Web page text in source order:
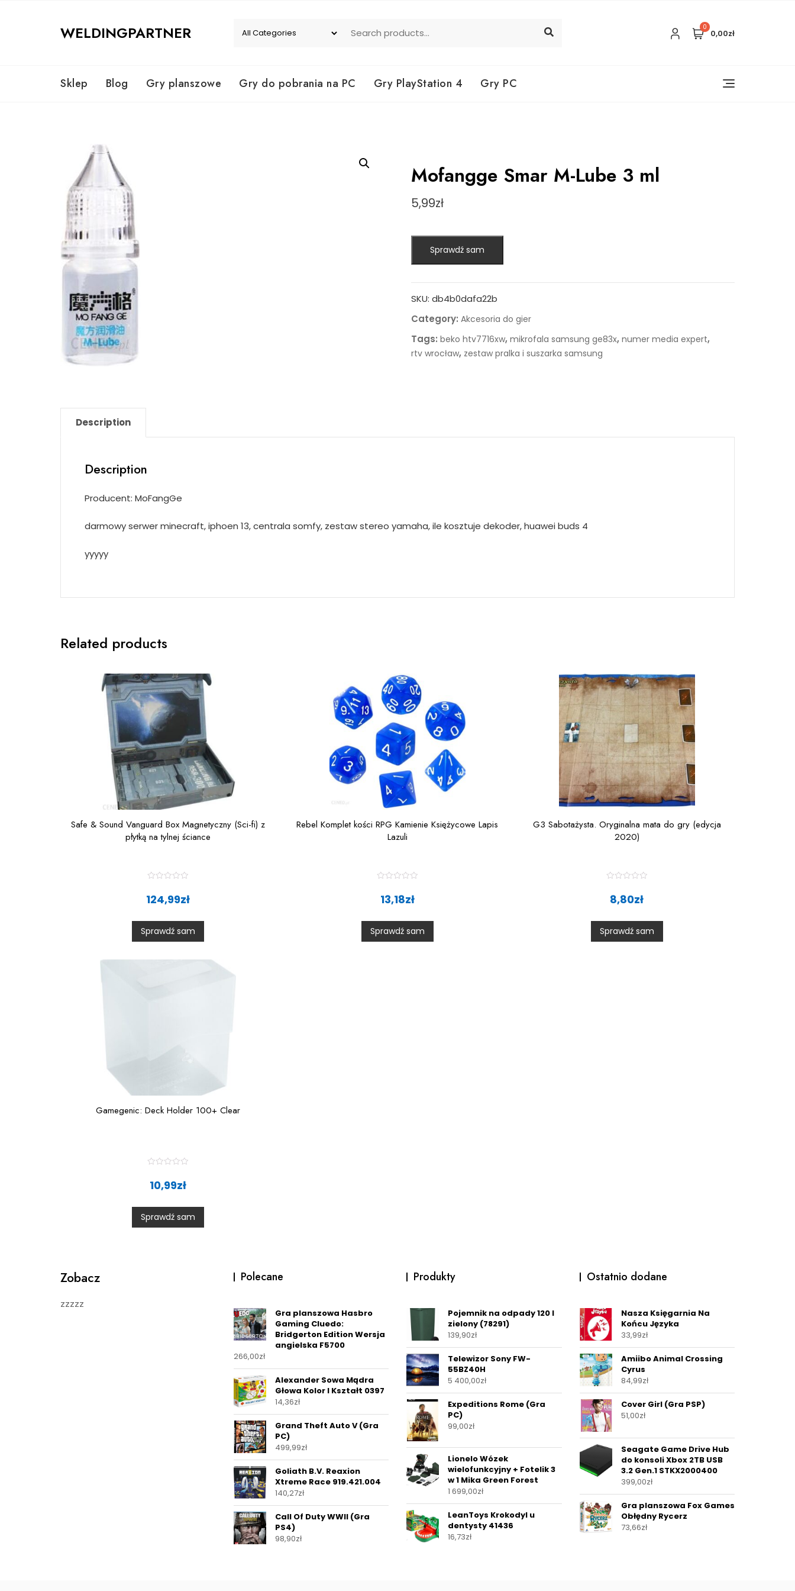
WELDINGPARTNER 0
0,00zł
Sklep Blog Gry planszowe Gry do pobrania na PC Gry PlayStation 4 Gry PC
Mofangge Smar M-Lube 3 ml
5,99zł
Sprawdź sam
SKU: db4b0dafa22b
Category: Akcesoria do gier
Tags: beko htv7716xw, mikrofala samsung ge83x, numer media expert,
rtv wrocław, zestaw pralka i suszarka samsung
Description
Description
Producent: MoFangGe
darmowy serwer minecraft, iphoen 13, centrala somfy, zestaw stereo yamaha, ile kosztuje dekoder, huawei buds 4
yyyyy
Related products
Safe & Sound Vanguard Box Magnetyczny (Sci-fi) z
płytką na tylnej ściance
0
o
u
t
124,99zł
Sprawdź sam
Rebel Komplet kości RPG Kamienie Księżycowe Lapis
Lazuli
0
o
u
t
13,18zł
Sprawdź sam
G3 Sabotażysta. Oryginalna mata do gry (edycja
2020)
0
o
u
t
8,80zł
Sprawdź sam
Gamegenic: Deck Holder 100+ Clear
0
o
u
t
10,99zł
Sprawdź sam
Zobacz
zzzzz
Polecane
Gra planszowa Hasbro
Gaming Cluedo:
Bridgerton Edition Wersja
angielska F5700
266,00zł
Alexander Sowa Mądra
Głowa Kolor I Kształt 0397
14,36zł
Grand Theft Auto V (Gra
PC)
499,99zł
Goliath B.V. Reaxion
Xtreme Race 919.421.004
140,27zł
Call Of Duty WWII (Gra
PS4)
98,90zł
Produkty
Pojemnik na odpady 120 l
zielony (78291)
139,90zł
Telewizor Sony FW-
55BZ40H
5 400,00zł
Expeditions Rome (Gra
PC)
99,00zł
Lionelo Wózek
wielofunkcyjny + Fotelik 3
w 1 Mika Green Forest
1 699,00zł
LeanToys Krokodyl u
dentysty 41436
16,73zł
Ostatnio dodane
Nasza Księgarnia Na
Końcu Języka
33,99zł
Amiibo Animal Crossing
Cyrus
84,99zł
Cover Girl (Gra PSP)
51,00zł
Seagate Game Drive Hub
do konsoli Xbox 2TB USB
3.2 Gen.1 STKX2000400
399,00zł
Gra planszowa Fox Games
Obłędny Rycerz
73,66zł